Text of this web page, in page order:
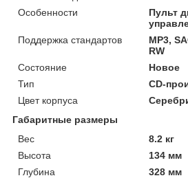
Особенности
Пульт
Поддержка стандартов
MP3,
RW
Состояние
Новое
Тип
CD-
Цвет корпуса
Габаритные размеры
Вес
8.2 кг
Высота
134 мм
Глубина
328 мм